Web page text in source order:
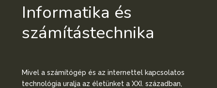
Informatika és
számítástechnika
Mivel a számítógép és az internettel kapcsolatos
technológia uralja az életünket a XXI. században,